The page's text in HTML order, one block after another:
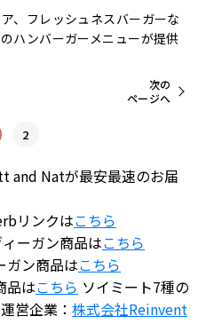
、フレッシュネスバーガーな
ハンバーガーメニューが提供
2
次の
ページへ
and Natが最安最速のお届
リンクはこちら
ーガン商品はこちら
ガン商品はこちら
品はこちら ソイミート7種の
運営企業： 株式会社Reinvent